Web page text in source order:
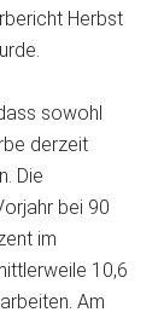
Herbst
sowohl
derzeit
Die
bei 90
im
10,6
Am